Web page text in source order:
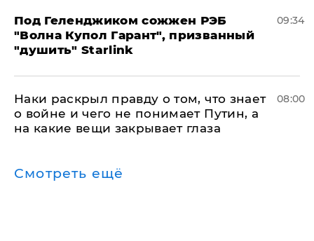
Под Геленджиком сожжен РЭБ
"Волна Купол Гарант", призванный
"душить" Starlink
09:34
Наки раскрыл правду о том, что знает
о войне и чего не понимает Путин, а
на какие вещи закрывает глаза
08:00
Смотреть ещё